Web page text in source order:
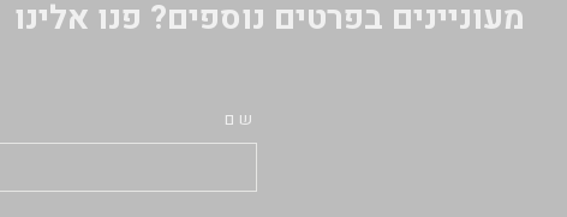
מעוניינים בפרטים נוספים? פנו אלינו
שם